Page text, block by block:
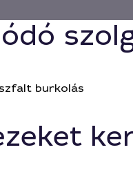
burkolás